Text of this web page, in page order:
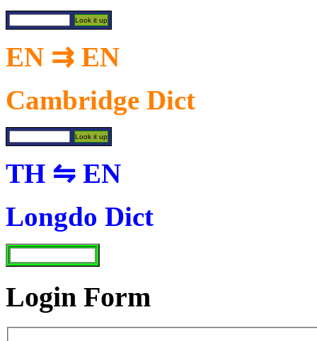
EN ⇉ EN
Cambridge Dict
TH ⇋ EN
Longdo Dict
Login Form